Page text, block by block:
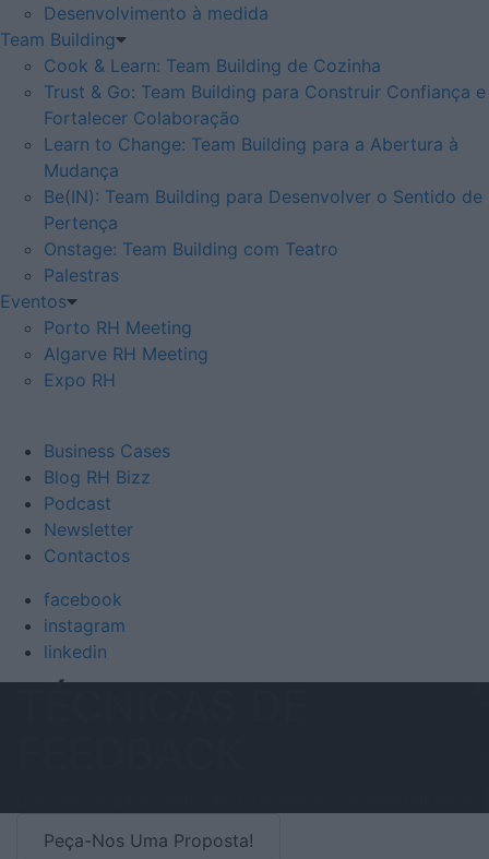
Desenvolvimento à medida
Team Building
Cook & Learn: Team Building de Cozinha
Trust & Go: Team Building para Construir Confiança e
Fortalecer Colaboração
Learn to Change: Team Building para a Abertura à
Mudança
Be(IN): Team Building para Desenvolver o Sentido de
Pertença
Onstage: Team Building com Teatro
Palestras
Eventos
Porto RH Meeting
Algarve RH Meeting
Expo RH
Business Cases
Blog RH Bizz
Podcast
Newsletter
Contactos
facebook
instagram
linkedin
Peça-Nos Uma Proposta!